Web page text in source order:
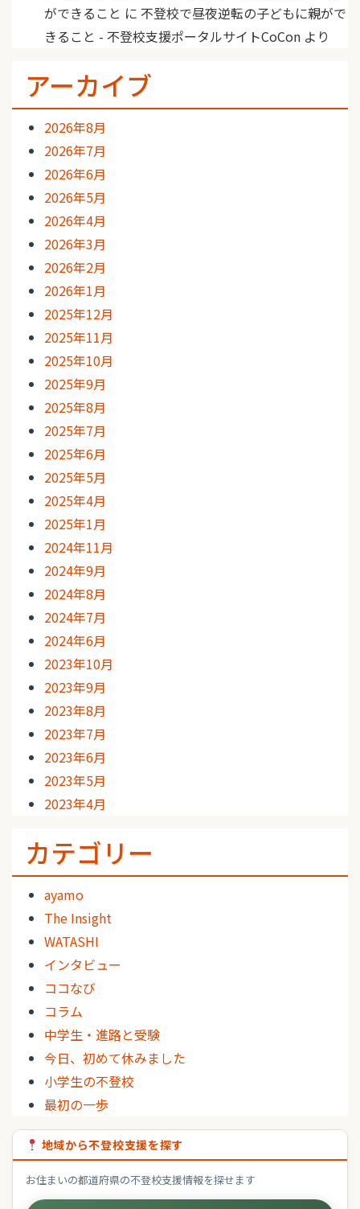
ができること に 不登校で昼夜逆転の子どもに親がで
きること - 不登校支援ポータルサイトCoCon より
アーカイブ
2026年8月
2026年7月
2026年6月
2026年5月
2026年4月
2026年3月
2026年2月
2026年1月
2025年12月
2025年11月
2025年10月
2025年9月
2025年8月
2025年7月
2025年6月
2025年5月
2025年4月
2025年1月
2024年11月
2024年9月
2024年8月
2024年7月
2024年6月
2023年10月
2023年9月
2023年8月
2023年7月
2023年6月
2023年5月
2023年4月
カテゴリー
ayamo
The Insight
WATASHI
インタビュー
ココなび
コラム
中学生・進路と受験
今日、初めて休みました
小学生の不登校
最初の一歩
地域から不登校支援を探す
お住まいの都道府県の不登校支援情報を探せます